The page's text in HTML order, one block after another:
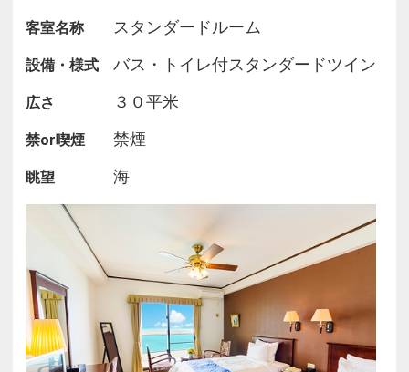
客室名称 スタンダードルーム
設備・様式 バス・トイレ付スタンダードツイン
広さ ３０平米
禁or喫煙 禁煙
眺望 海